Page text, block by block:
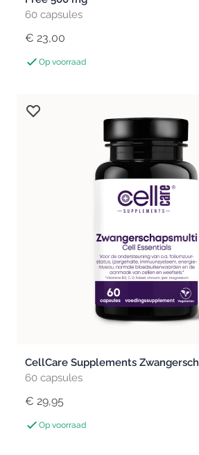
60 capsules
€ 23,00
Op voorraad
CellCare Supplements
60 capsules
€ 29,95
Op voorraad